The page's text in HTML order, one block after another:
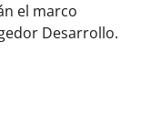
el marco
Desarrollo.